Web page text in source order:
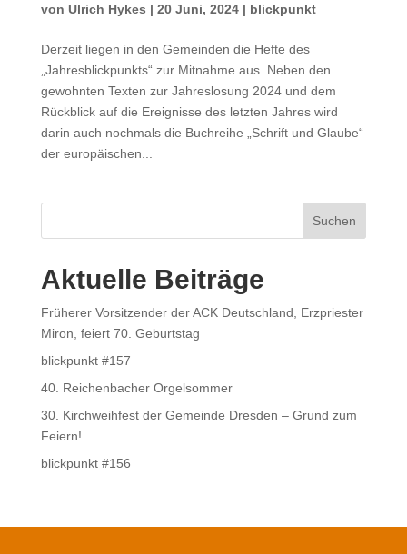
von Ulrich Hykes | 20 Juni, 2024| blickpunkt
Derzeit liegen in den Gemeinden die Hefte des
„Jahresblickpunkts“ zur Mitnahme aus. Neben den
gewohnten Texten zur Jahreslosung 2024 und dem
Rückblick auf die Ereignisse des letzten Jahres wird
darin auch nochmals die Buchreihe „Schrift und Glaube“
der europäischen...
Suchen
Aktuelle Beiträge
Früherer Vorsitzender der ACK Deutschland, Erzpriester
Miron, feiert 70. Geburtstag
blickpunkt #157
40. Reichenbacher Orgelsommer
30. Kirchweihfest der Gemeinde Dresden – Grund zum
Feiern!
blickpunkt #156